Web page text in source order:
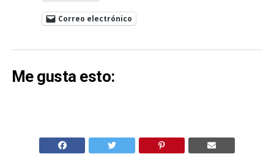
Correo electrónico
Me gusta esto: